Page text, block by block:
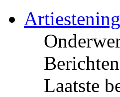
Berichten
Laatste